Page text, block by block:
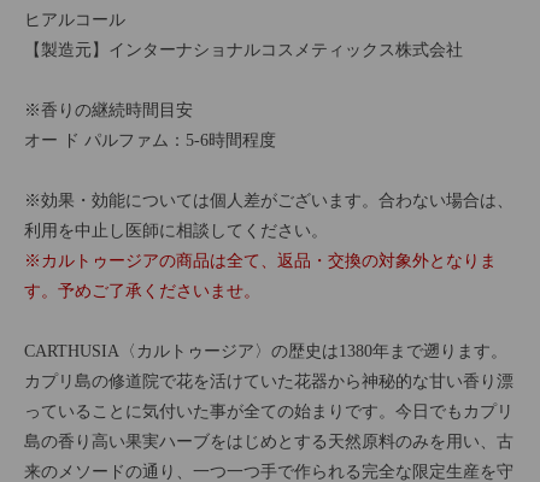
ヒアルコール
【製造元】インターナショナルコスメティックス株式会社
※香りの継続時間目安
オー ド パルファム：5-6時間程度
※効果・効能については個人差がございます。合わない場合は、
利用を中止し医師に相談してください。
※カルトゥージアの商品は全て、返品・交換の対象外となりま
す。予めご了承くださいませ。
CARTHUSIA〈カルトゥージア〉の歴史は1380年まで遡ります。
カプリ島の修道院で花を活けていた花器から神秘的な甘い香り漂
っていることに気付いた事が全ての始まりです。今日でもカプリ
島の香り高い果実ハーブをはじめとする天然原料のみを用い、古
来のメソードの通り、一つ一つ手で作られる完全な限定生産を守